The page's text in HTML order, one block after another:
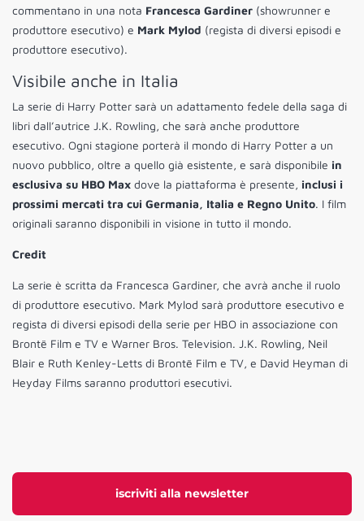
iscriviti alla newsletter
commentano in una nota Francesca Gardiner (showrunner e
produttore esecutivo) e Mark Mylod (regista di diversi episodi e
produttore esecutivo).
Visibile anche in Italia
La serie di Harry Potter sarà un adattamento fedele della saga di
libri dall’autrice J.K. Rowling, che sarà anche produttore
esecutivo. Ogni stagione porterà il mondo di Harry Potter a un
nuovo pubblico, oltre a quello già esistente, e sarà disponibile in
esclusiva su HBO Max dove la piattaforma è presente, inclusi i
prossimi mercati tra cui Germania, Italia e Regno Unito. I film
originali saranno disponibili in visione in tutto il mondo.
Credit
La serie è scritta da Francesca Gardiner, che avrà anche il ruolo
di produttore esecutivo. Mark Mylod sarà produttore esecutivo e
regista di diversi episodi della serie per HBO in associazione con
Brontë Film e TV e Warner Bros. Television. J.K. Rowling, Neil
Blair e Ruth Kenley-Letts di Brontë Film e TV, e David Heyman di
Heyday Films saranno produttori esecutivi.